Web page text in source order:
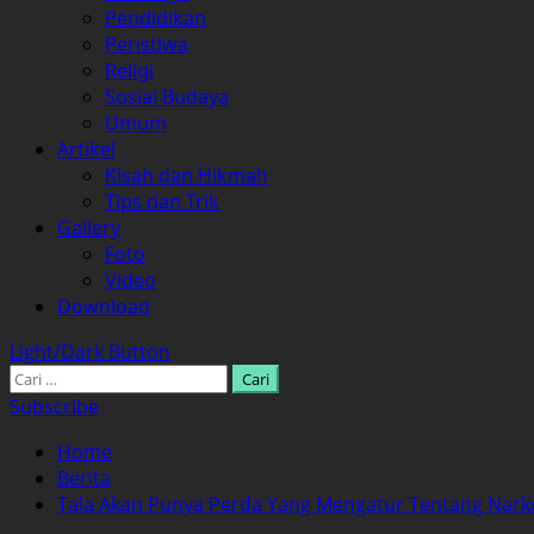
Pendidikan
Peristiwa
Religi
Sosial Budaya
Umum
Artikel
Kisah dan Hikmah
Tips dan Trik
Gallery
Foto
Video
Download
Light/Dark Button
Cari
untuk:
Subscribe
Home
Berita
Tala Akan Punya Perda Yang Mengatur Tentang